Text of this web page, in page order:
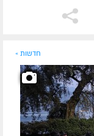
חדשות »